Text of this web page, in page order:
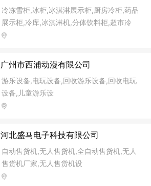
冷冻雪柜,冰柜,冰淇淋展示柜,厨房冷柜,药品
展示柜,冷库,冰淇淋机,分体饮料柜,超市冷
柜,定制面包柜,风幕柜,速冻柜,蛋糕保鲜展示
鲜柜,保鲜蛋糕柜,保鲜冷
广州市西浦动漫有限公司
游乐设备,电玩设备,回收游乐设备,回收电玩
设备,儿童游乐设
河北盛马电子科技有限公司
自动售货机,无人售货机,全自动售货机,无人
售货机厂家,无人售货机设